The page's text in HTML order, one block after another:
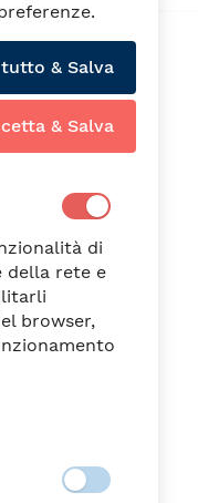
& Salva
& Salva
di
della rete e
browser,